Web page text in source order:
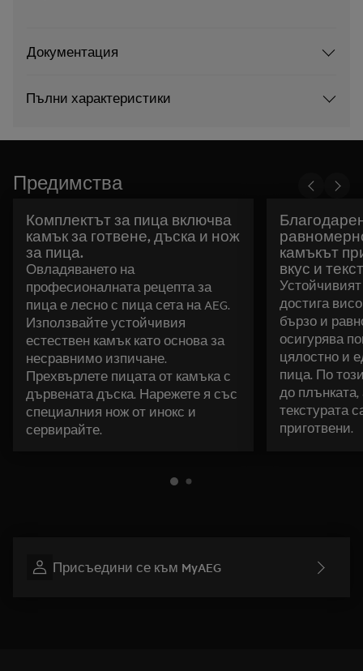
Документация
Пълни характеристики
Предимства
Комплектът за пица включва
камък за готвене, дъска и нож
за пица.
Овладяването на
професионалната рецепта за
пица е лесно с пица сета на AEG.
Използвайте устойчивия
естествен камък като основа за
несравнимо изпичане.
Прехвърлете пицата от камъка с
дървената дъска. Нарежете я със
специалния нож от инокс и
сервирайте.
камъкът
вкус и
достига
бързо и
осигурява
цялостно и
пица. По
до
текстурата
приготвени.
Присъедини се към MyAEG